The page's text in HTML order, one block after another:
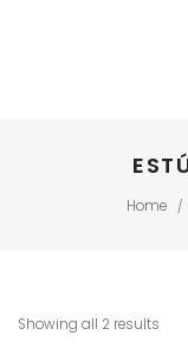
Home /
Showing all 2 results